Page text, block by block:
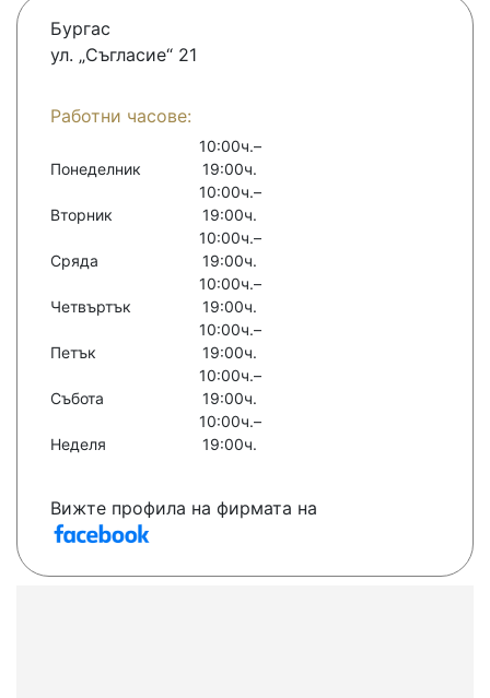
Бургас
ул. „Съгласие“ 21
Работни часове:
Понеделник
10:00ч.–
19:00ч.
Вторник
10:00ч.–
19:00ч.
Сряда
10:00ч.–
19:00ч.
Четвъртък
10:00ч.–
19:00ч.
Петък
10:00ч.–
19:00ч.
Събота
10:00ч.–
19:00ч.
Неделя
10:00ч.–
19:00ч.
Вижте профила на фирмата на